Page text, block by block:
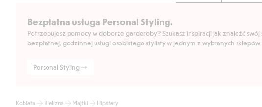
Bezpłatna usługa Personal Styling.
Potrzebujesz pomocy w doborze garderoby? Szukasz inspiracji jak znaleźć
bezpłatnej, godzinnej usługi osobistego stylisty w jednym z wybranych sklepów
Personal Styling
Kobieta Bielizna Majtki Hipstery